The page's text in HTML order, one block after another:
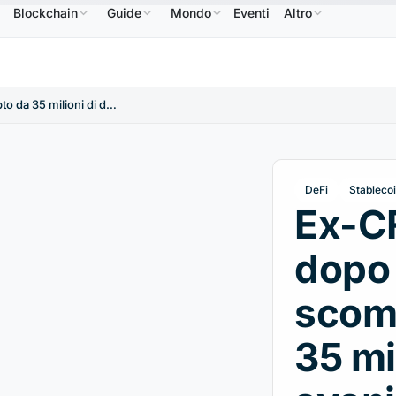
BNB586,64 USD ↑2.10% USDC USDC0,9995 USD↑0.00% XRPXRP
Blockchain Guide Mondo Eventi Altro
Ex-CFO condannato dopo che una scommessa crypto da 35 milioni di dollari svanisce con il crollo di Terra
DeFi
Ex-
35